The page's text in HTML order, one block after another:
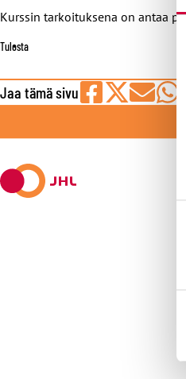
Kurssin tarkoituksena on antaa
Tulosta
Jaa tämä sivu